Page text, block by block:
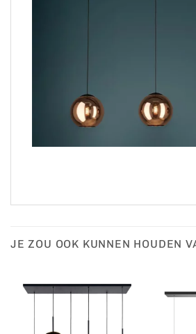
JE ZOU OOK KUNNEN HOUDEN